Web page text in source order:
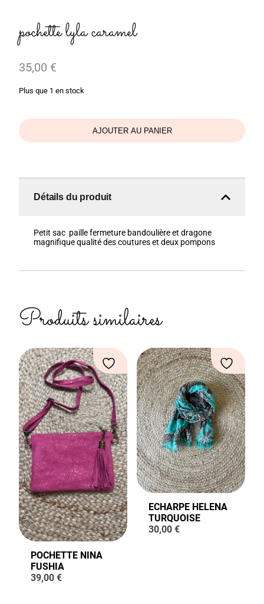
pochette lyla caramel
35,00 €
Plus que 1 en stock
AJOUTER AU PANIER
Détails du produit
Petit sac paille fermeture bandoulière et dragone
magnifique qualité des coutures et deux pompons
Produits similaires
POCHETTE NINA
FUSHIA
39,00 €
ECHARPE HELENA
TURQUOISE
30,00 €